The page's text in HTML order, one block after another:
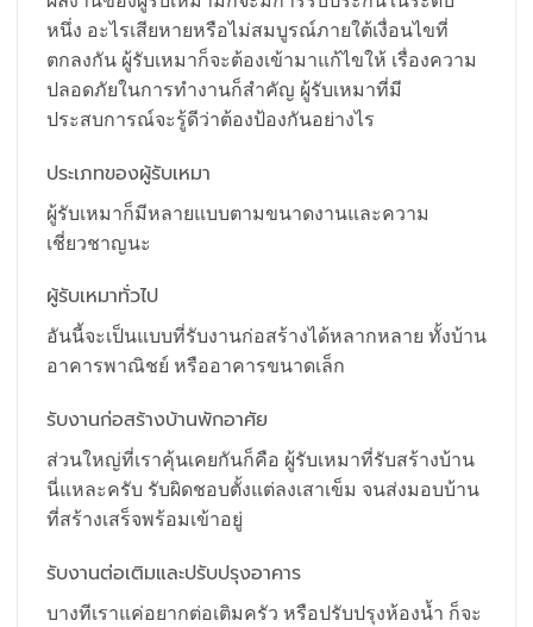
หนึ่ง อะไรเสียหายหรือไม่สมบูรณ์ภายใต้เงื่อนไขที่
ตกลงกัน ผู้รับเหมาก็จะต้องเข้ามาแก้ไขให้ เรื่องความ
ปลอดภัยในการทำงานก็สำคัญ ผู้รับเหมาที่มี
ประสบการณ์จะรู้ดีว่าต้องป้องกันอย่างไร
ประเภทของผู้รับเหมา
ผู้รับเหมาก็มีหลายแบบตามขนาดงานและความ
เชี่ยวชาญนะ
ผู้รับเหมาทั่วไป
อันนี้จะเป็นแบบที่รับงานก่อสร้างได้หลากหลาย ทั้งบ้าน
อาคารพาณิชย์ หรืออาคารขนาดเล็ก
รับงานก่อสร้างบ้านพักอาศัย
ส่วนใหญ่ที่เราคุ้นเคยกันก็คือ ผู้รับเหมาที่รับสร้างบ้าน
นี่แหละครับ รับผิดชอบตั้งแต่ลงเสาเข็ม จนส่งมอบบ้าน
ที่สร้างเสร็จพร้อมเข้าอยู่
รับงานต่อเติมและปรับปรุงอาคาร
บางทีเราแค่อยากต่อเติมครัว หรือปรับปรุงห้องน้ำ ก็จะ